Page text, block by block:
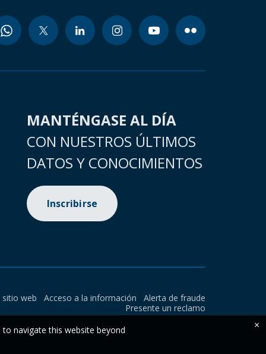
MANTÉNGASE AL DÍA
CON NUESTROS ÚLTIMOS
DATOS Y CONOCIMIENTOS
Inscribirse
sitio web Acceso a la información
Alerta de fraude
Presente un reclamo
navigate this website beyond
×